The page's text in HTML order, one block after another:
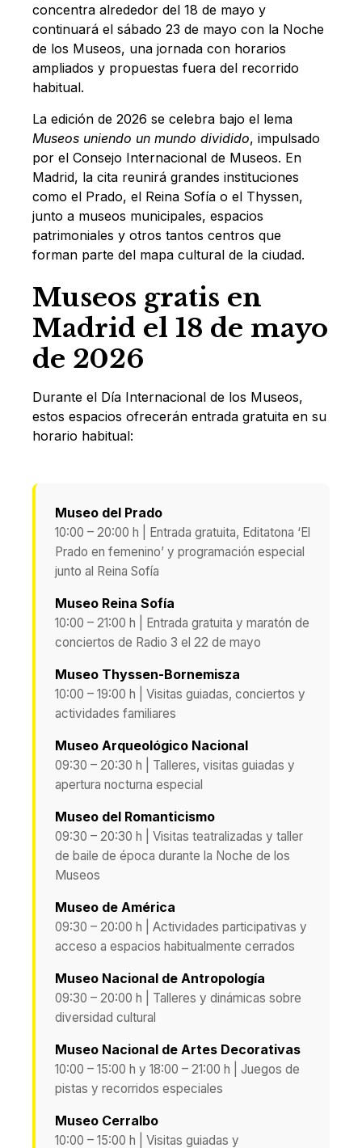
concentra alrededor del 18 de mayo y
continuará el sábado 23 de mayo con la Noche
de los Museos, una jornada con horarios
ampliados y propuestas fuera del recorrido
habitual.
La edición de 2026 se celebra bajo el lema
Museos uniendo un mundo dividido, impulsado
por el Consejo Internacional de Museos. En
Madrid, la cita reunirá grandes instituciones
como el Prado, el Reina Sofía o el Thyssen,
junto a museos municipales, espacios
patrimoniales y otros tantos centros que
forman parte del mapa cultural de la ciudad.
Museos gratis en
Madrid el 18 de mayo
de 2026
Durante el Día Internacional de los Museos,
estos espacios ofrecerán entrada gratuita en su
horario habitual:
Museo del Prado
10:00 – 20:00 h | Entrada gratuita, Editatona ‘El
Prado en femenino’ y programación especial
junto al Reina Sofía
Museo Reina Sofía
10:00 – 21:00 h | Entrada gratuita y maratón de
conciertos de Radio 3 el 22 de mayo
Museo Thyssen-Bornemisza
10:00 – 19:00 h | Visitas guiadas, conciertos y
actividades familiares
Museo Arqueológico Nacional
09:30 – 20:30 h | Talleres, visitas guiadas y
apertura nocturna especial
Museo del Romanticismo
09:30 – 20:30 h | Visitas teatralizadas y taller
de baile de época durante la Noche de los
Museos
Museo de América
09:30 – 20:00 h | Actividades participativas y
acceso a espacios habitualmente cerrados
Museo Nacional de Antropología
09:30 – 20:00 h | Talleres y dinámicas sobre
diversidad cultural
Museo Nacional de Artes Decorativas
10:00 – 15:00 h y 18:00 – 21:00 h | Juegos de
pistas y recorridos especiales
Museo Cerralbo
10:00 – 15:00 h | Visitas guiadas y